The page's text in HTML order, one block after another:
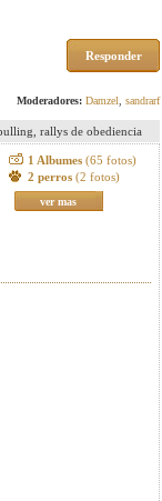
Responder
Moderadores: Damzel sandrarf
rallys de obediencia
1 Albumes (65 fotos)
2 perros (2 fotos)
ver mas